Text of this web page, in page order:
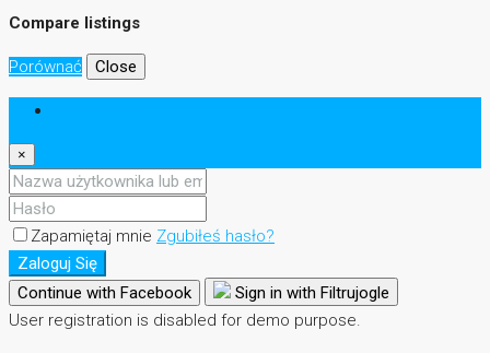
Compare listings
Porównać Close
×
Zapamiętaj mnie Zgubiłeś hasło?
Zaloguj Się
Continue with Facebook
Sign in with Filtrujogle
User registration is disabled for demo purpose.